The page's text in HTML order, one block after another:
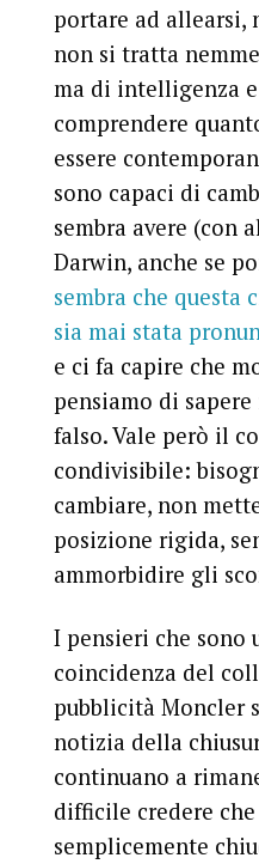
portare ad allearsi,
non si tratta
ma di intelligenza
comprendere
essere
sono capaci di
sembra avere (con
Darwin, anche se
sembra che questa
sia mai stata
e ci fa capire che
pensiamo di
falso. Vale però il
condivisibile:
cambiare, non
posizione rigida,
ammorbidire gli
I pensieri che sono
coincidenza del
pubblicità Moncler
notizia della
continuano a
difficile credere
semplicemente